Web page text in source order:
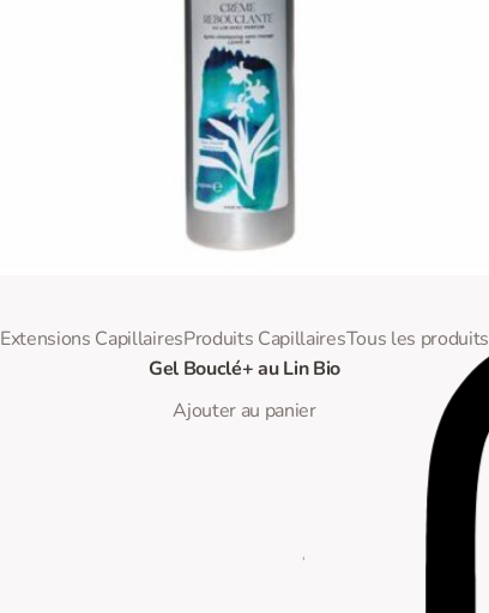
Note sur 5
Extensions CapillairesProduits CapillairesTous les produits
Gel Bouclé+ au Lin Bio
Ajouter au panier